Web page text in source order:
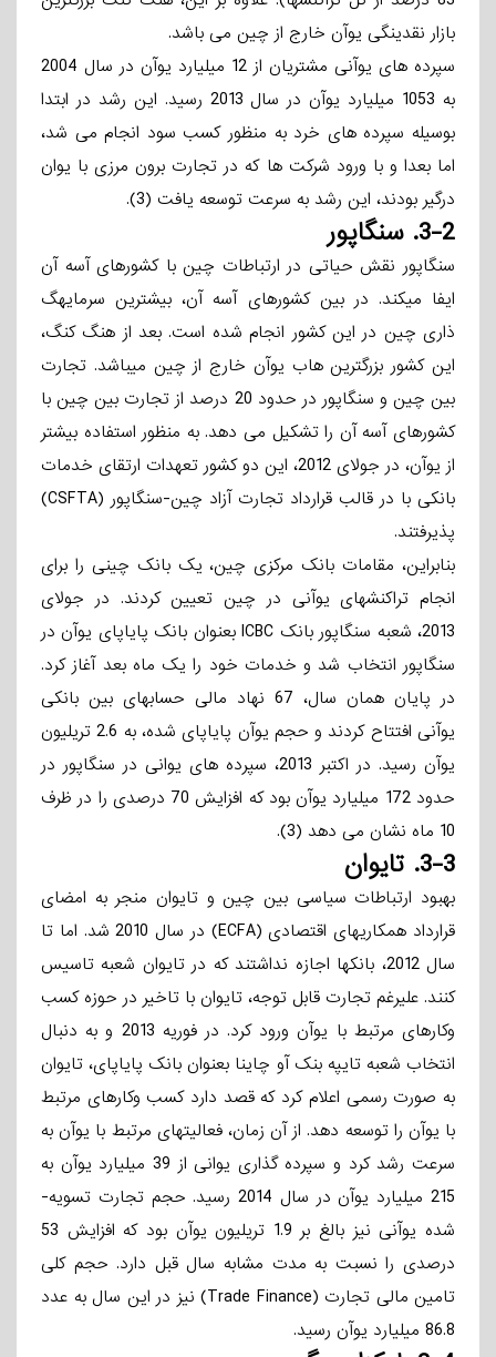
بازار نقدینگی یوآن خارج از چین می­ باشد.
سپرده­ های یوآنی مشتریان از 12 میلیارد یوآن در سال 2004
به 1053 میلیارد یوآن در سال 2013 رسید. این رشد در ابتدا
بوسیله سپرده­ های خرد به منظور کسب سود انجام می­ شد،
اما بعدا و با ورود شرکت ها که در تجارت برون­ مرزی با یوان
درگیر بودند، این رشد به سرعت توسعه یافت (3).
3-2. سنگاپور
سنگاپور نقش حیاتی در ارتباطات چین با کشورهای آسه ­آن
ایفا می­کند. در بین کشورهای آسه­ آن، بیشترین سرمایه­گ
ذاری چین در این کشور انجام شده است. بعد از هنگ ­کنگ،
این کشور بزرگترین هاب یوآن خارج از چین می­باشد. تجارت
بین چین و سنگاپور در حدود 20 درصد از تجارت بین چین با
کشورهای آسه ­آن را تشکیل می­ دهد. به منظور استفاده بیشتر
از یوآن، در جولای 2012، این دو کشور تعهدات ارتقای خدمات
بانکی با در قالب قرارداد تجارت آزاد چین-سنگاپور (CSFTA)
پذیرفتند.
بنابراین، مقامات بانک مرکزی چین، یک بانک چینی را برای
انجام تراکنشهای یوآنی در چین تعیین کردند. در جولای
2013، شعبه سنگاپور بانک ICBC بعنوان بانک پایاپای یوآن در
سنگاپور انتخاب شد و خدمات خود را یک ماه بعد آغاز کرد.
در پایان همان سال، 67 نهاد مالی حسابهای بین­ بانکی
یوآنی افتتاح کردند و حجم یوآن پایاپای­ شده، به 2.6 تریلیون
یوآن رسید. در اکتبر 2013، سپرده­ های یوانی در سنگاپور در
حدود 172 میلیارد یوآن بود که افزایش 70 درصدی را در ظرف
10 ماه نشان می­ دهد (3).
3-3. تایوان
بهبود ارتباطات سیاسی بین چین و تایوان منجر به امضای
قرارداد همکاریهای اقتصادی (ECFA) در سال 2010 شد. اما تا
سال 2012، بانکها اجازه نداشتند که در تایوان شعبه تاسیس
کنند. علیرغم تجارت قابل توجه، تایوان با تاخیر در حوزه کسب
­وکارهای مرتبط با یوآن ورود کرد. در فوریه 2013 و به دنبال
انتخاب شعبه تایپه بنک آو چاینا بعنوان بانک پایاپای، تایوان
به صورت رسمی اعلام کرد که قصد دارد کسب ­وکارهای مرتبط
با یوآن را توسعه دهد. از آن زمان، فعالیتهای مرتبط با یوآن به
سرعت رشد کرد و سپرده­ گذاری یوانی از 39 میلیارد یوآن به
215 میلیارد یوآن در سال 2014 رسید. حجم تجارت تسویه­
شده یوآنی نیز بالغ بر 1.9 تریلیون یوآن بود که افزایش 53
درصدی را نسبت به مدت مشابه سال قبل دارد. حجم کلی
تامین مالی تجارت (Trade Finance) نیز در این سال به عدد
86.8 میلیارد یوآن رسید.